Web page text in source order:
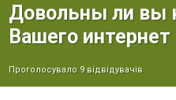
Довольны ли вы
Вашего
Проголосувало 9 відвідувачів